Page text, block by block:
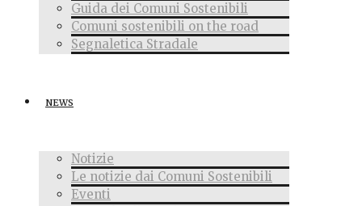
Guida dei Comuni Sostenibili
Comuni sostenibili on the road
Segnaletica Stradale
NEWS
Notizie
Le notizie dai Comuni Sostenibili
Eventi